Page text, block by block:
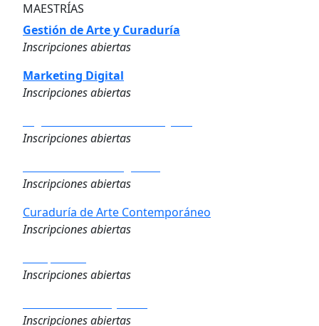
MAESTRÍAS
Gestión de Arte y Curaduría
Inscripciones abiertas
Marketing Digital
Inscripciones abiertas
Inscripciones abiertas
Inscripciones abiertas
Curaduría de Arte Contemporáneo
Inscripciones abiertas
Inscripciones abiertas
Inscripciones abiertas